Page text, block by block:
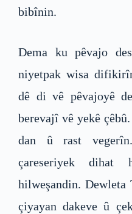
bibînin.
Dema ku pêvajo
niyetpak wisa
dê di vê pêvajoyê
berevajî vê yekê
dan û rast
çareseriyek dihat
hilweşandin.
çiyayan dakeve û